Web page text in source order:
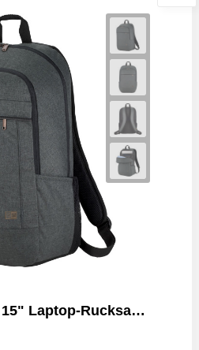
Case Logic Era 15" Laptop-Rucksack 23L